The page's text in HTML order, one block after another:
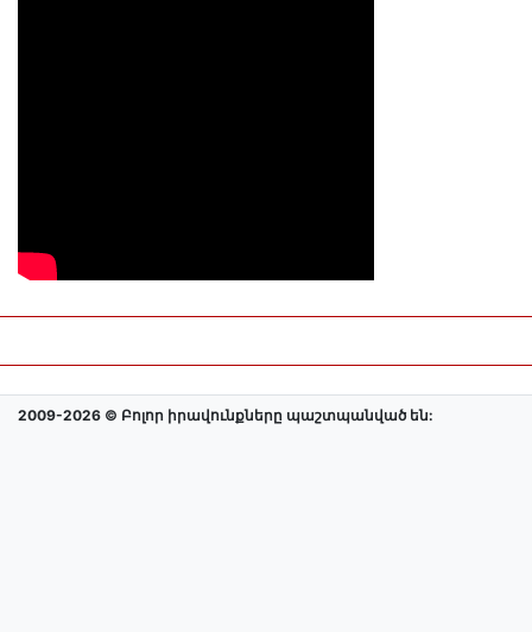
2009-2026 © Բոլոր իրավունքները պաշտպանված են: